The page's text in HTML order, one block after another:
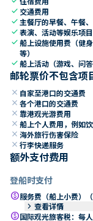
check 交通费用
check 主餐厅的早餐、午餐
check表演、活动等娱乐项目
check船上设施使用费（健
等）
check船上活动（游戏、问答
邮轮票价不包含项
close 自家至港口的交通费
close 各个港口的交通费
close 靠港观光游费用
close 船上个人费用，例如
close 海外旅行伤害保险
close 行李快递服务
额外支付费用
登船时支付
paid服务费（船上小费）
keyboard_arrow_right 查看详情
paid国际观光旅客税：每